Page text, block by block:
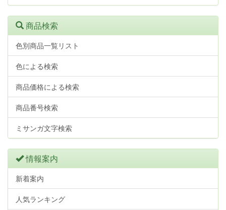
商品検索
色別商品一覧リスト
色による検索
商品価格による検索
商品番号検索
ミサンガ文字検索
情報案内
新着案内
人気ランキング